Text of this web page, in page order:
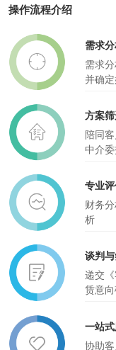
操作流程介绍
需求
需求
并确
方案
陪同
中介委
专业
财务
析
谈判
递交
赁意
一站
协助